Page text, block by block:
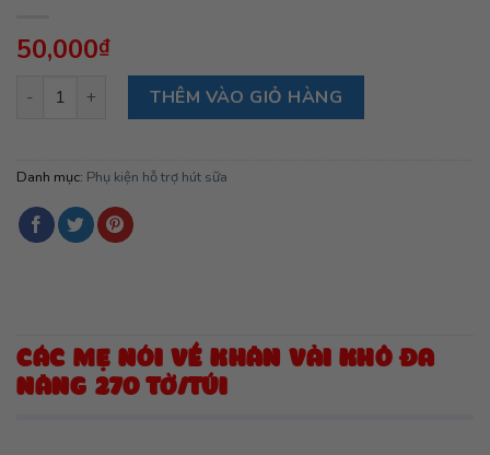
50,000₫
Khăn vải khô đa năng 270 tờ/túi số lượng
THÊM VÀO GIỎ HÀNG
Danh mục: Phụ kiện hỗ trợ hút sữa
CÁC MẸ NÓI VỀ KHĂN VẢI KHÔ ĐA
NĂNG 270 TỜ/TÚI